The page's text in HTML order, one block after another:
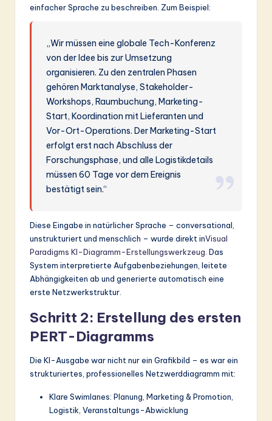
einfacher Sprache zu beschreiben. Zum Beispiel:
„Wir müssen eine globale Tech-Konferenz
von der Idee bis zur Umsetzung
organisieren. Zu den zentralen Phasen
gehören Marktanalyse, Stakeholder-
Workshops, Raumbuchung, Marketing-
Start, Koordination mit Lieferanten und
Vor-Ort-Operations. Der Marketing-Start
erfolgt erst nach Abschluss der
Forschungsphase, und alle Logistikdetails
müssen 60 Tage vor dem Ereignis
bestätigt sein.“
Diese Eingabe in natürlicher Sprache – conversational,
unstrukturiert und menschlich – wurde direkt inVisual
Paradigms KI-Diagramm-Erstellungswerkzeug. Das
System interpretierte Aufgabenbeziehungen, leitete
Abhängigkeiten ab und generierte automatisch eine
erste Netzwerkstruktur.
Schritt 2: Erstellung des ersten
PERT-Diagramms
Die KI-Ausgabe war nicht nur ein Grafikbild – es war ein
strukturiertes, professionelles Netzwerddiagramm mit:
Klare Swimlanes: Planung, Marketing & Promotion,
Logistik, Veranstaltungs-Abwicklung